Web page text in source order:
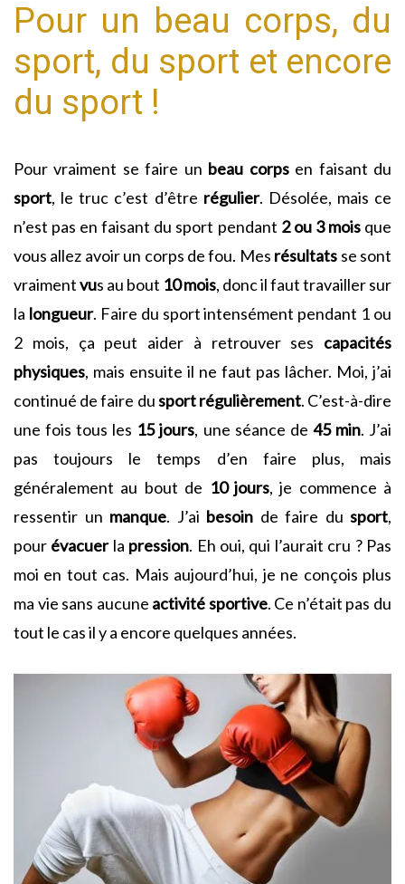
Pour un beau corps, du
sport, du sport et encore
du sport !
Pour vraiment se faire un beau corpsen faisant du
sport, le truc c’est d’être régulier. Désolée, mais ce
n’est pas en faisant du sport pendant 2 ou 3 moisque
vous allez avoir un corps de fou. Mes résultats se sont
vraimentvus au bout 10 mois, donc il faut travailler sur
la longueur. Faire du sport intensément pendant 1 ou
2 mois, ça peut aider à retrouver ses capacités
physiques, mais ensuite il ne faut pas lâcher. Moi, j’ai
continué de faire dusportrégulièrement. C’est-à-dire
une fois tous les 15 jours, une séance de 45 min. J’ai
pas toujours le temps d’en faire plus, mais
généralement au bout de 10 jours, je commence à
ressentir un manque. J’ai besoin de faire du sport,
pour évacuerla pression. Eh oui, qui l’aurait cru ? Pas
moi en tout cas. Mais aujourd’hui, je ne conçois plus
ma vie sans aucune activitésportive. Ce n’était pas du
tout le cas il y a encore quelques années.